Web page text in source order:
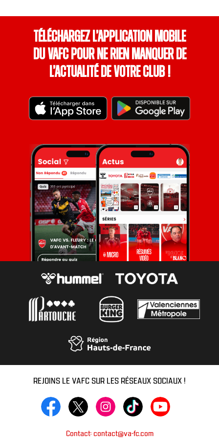
Téléchargez l’application mobile
du VAFC pour ne rien manquer de
l’actualité de votre club !
REJOINS LE VAFC SUR LES RÉSEAUX SOCIAUX !
Contact: contact@va-fc.com